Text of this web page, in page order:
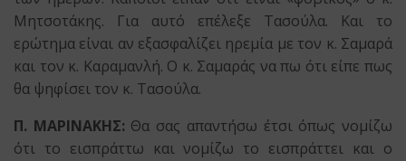
Μητσοτάκης. Για αυτό επέλεξε Τασούλα. Και το
ερώτημα είναι αν εξασφαλίζει ηρεμία με τον κ. Σαμαρά
και τον κ. Καραμανλή. Ο κ. Σαμαράς να πω ότι είπε πως
θα ψηφίσει τον κ. Τασούλα.
Π. ΜΑΡΙΝΑΚΗΣ: Θα σας απαντήσω έτσι όπως νομίζω
ότι το εισπράττω και νομίζω το εισπράττει και ο